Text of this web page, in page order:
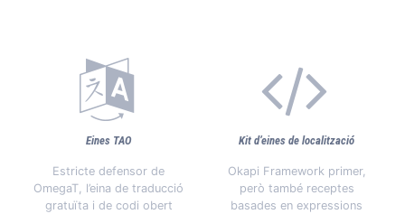
Eines TAO
Estricte defensor de
OmegaT, l’eina de traducció
gratuïta i de codi obert
Kit d’eines de localització
Okapi Framework primer,
però també receptes
basades en expressions